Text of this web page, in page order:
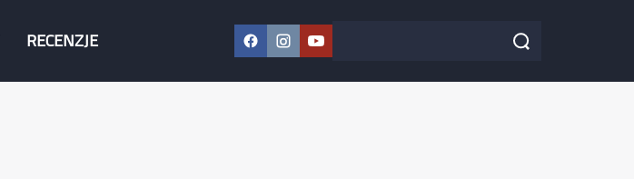
RECENZJE Facebook
Instagram
YouTube
Szukaj w serwisie Szukaj